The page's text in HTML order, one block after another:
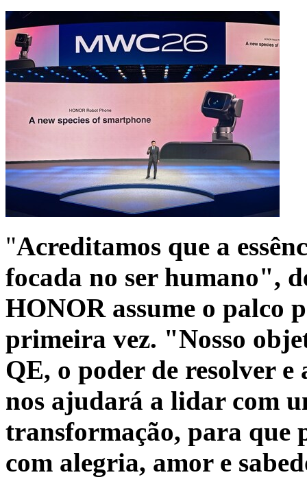
"Acreditamos que a
focada no ser humano",
HONOR assume o palco
primeira vez. "Nosso
QE, o poder de resolver
nos ajudará a lidar com
transformação, para que
com alegria, amor e